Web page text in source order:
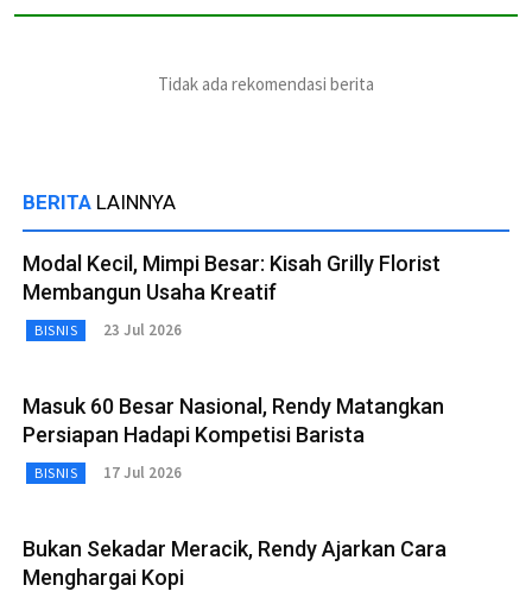
Tidak ada rekomendasi berita
BERITA LAINNYA
Modal Kecil, Mimpi Besar: Kisah Grilly Florist
Membangun Usaha Kreatif
BISNIS 23 Jul 2026
Masuk 60 Besar Nasional, Rendy Matangkan
Persiapan Hadapi Kompetisi Barista
BISNIS 17 Jul 2026
Bukan Sekadar Meracik, Rendy Ajarkan Cara
Menghargai Kopi